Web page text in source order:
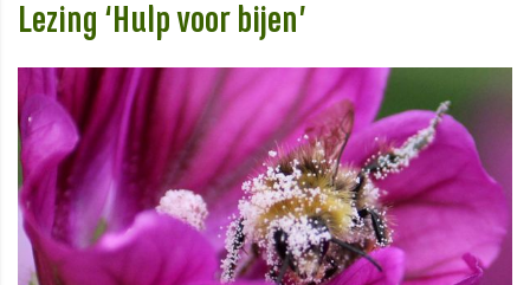
Lezing ‘Hulp voor bijen’